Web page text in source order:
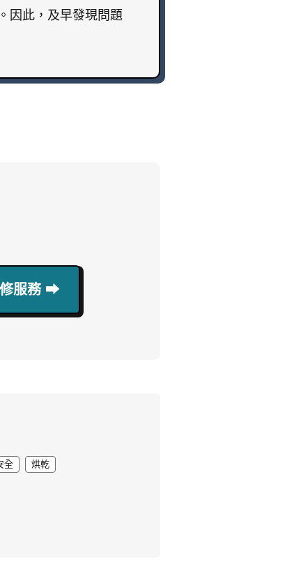
因此，及早發現問題
修服務 ⮕
全 烘乾